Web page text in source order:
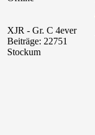
XJR - Gr. C 4ever
Beiträge: 22751
Stockum